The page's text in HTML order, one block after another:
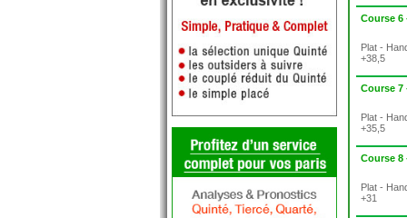
Course
Plat -
+38,5
Course
Plat -
+35,5
Course
Plat -
+31